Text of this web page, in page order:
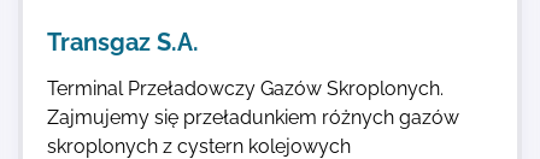
Transgaz S.A.
Terminal Przeładowczy Gazów Skroplonych.
Zajmujemy się przeładunkiem różnych gazów
skroplonych z cystern kolejowych